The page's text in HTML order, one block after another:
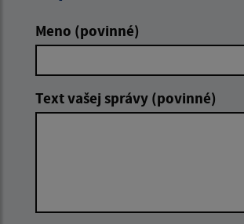
Meno (povinné)
Text vašej správy (povinné)